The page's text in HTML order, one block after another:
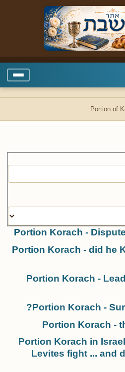
Portion of
Portion Korach -
Portion Korach - did he
Portion Korach -
Portion Korach -
Portion Korach -
Portion Korach in
Levites fight ... and